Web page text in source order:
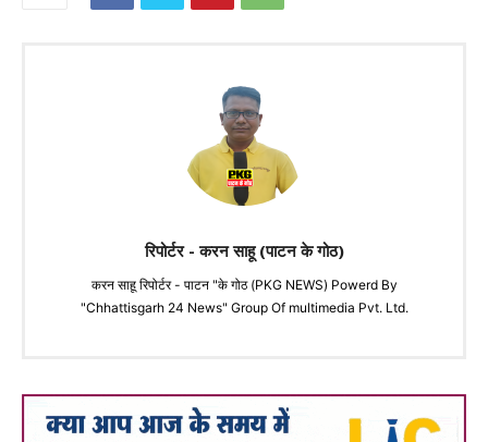
रिपोर्टर - करन साहू (पाटन के गोठ)
करन साहू रिपोर्टर - पाटन "के गोठ (PKG NEWS) Powerd By
"Chhattisgarh 24 News" Group Of multimedia Pvt. Ltd.